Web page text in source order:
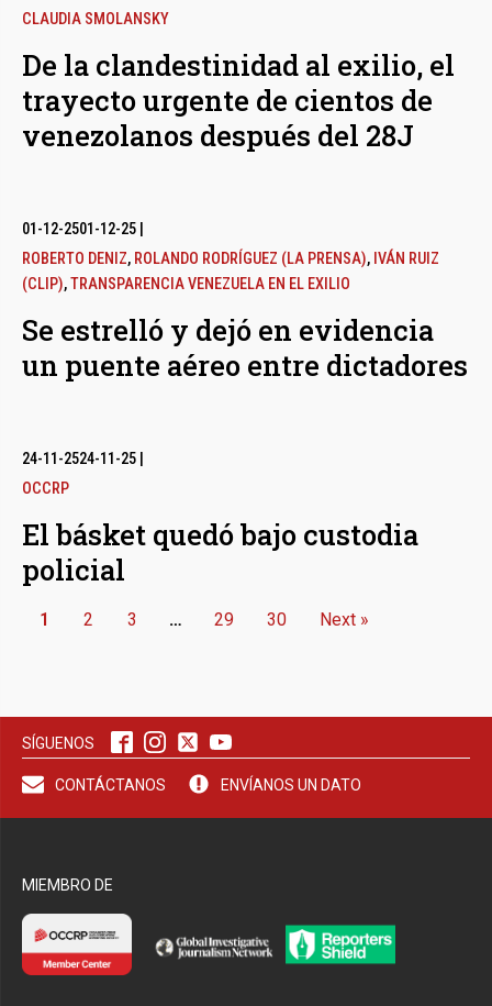
CLAUDIA SMOLANSKY
De la clandestinidad al exilio, el
trayecto urgente de cientos de
venezolanos después del 28J
01-12-2501-12-25
ROBERTO DENIZ, ROLANDO RODRÍGUEZ (LA PRENSA), IVÁN RUIZ
(CLIP),TRANSPARENCIA VENEZUELA EN EL EXILIO
Se estrelló y dejó en evidencia
un puente aéreo entre dictadores
24-11-2524-11-25
OCCRP
El básket quedó bajo custodia
policial
1 2 3 … 29 30 Next »
SÍGUENOS
CONTÁCTANOS ENVÍANOS UN DATO
MIEMBRO DE